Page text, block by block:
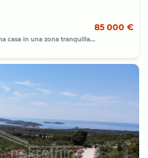
85 000 €
casa in una zona tranquilla...